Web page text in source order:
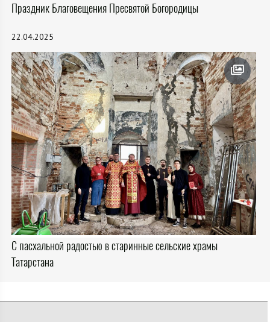
Праздник Благовещения Пресвятой Богородицы
22.04.2025
С пасхальной радостью в старинные сельские храмы
Татарстана